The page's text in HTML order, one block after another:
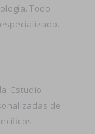
Todo
Estudio
de